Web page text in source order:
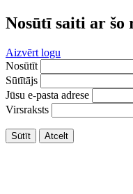
Nosūtī saiti ar šo
Aizvērt logu
Nosūtīt
Sūtītājs
Jūsu e-pasta adrese
Virsraksts
Sūtīt Atcelt